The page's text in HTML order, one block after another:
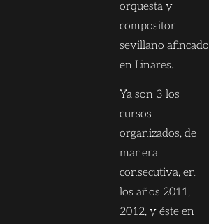
orquesta y
compositor
sevillano afincado
en Linares.
Ya son 3 los
cursos
organizados, de
manera
consecutiva, en
los años 2011,
2012, y éste en